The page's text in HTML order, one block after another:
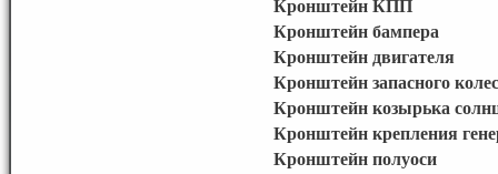
Кронштейн КПП
Кронштейн бампера
Кронштейн двигателя
Кронштейн запасного
Кронштейн козырька
Кронштейн крепления
Кронштейн полуоси